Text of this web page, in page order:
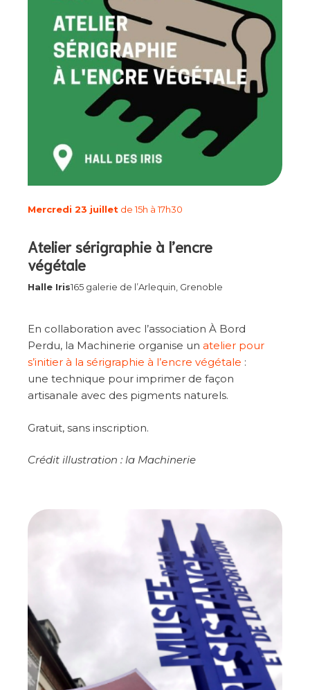
Mercredi 23 juillet de 15h à 17h30
Atelier sérigraphie à l’encre
végétale
Halle Iris165 galerie de l’Arlequin, Grenoble
En collaboration avec l’association À Bord
Perdu, la Machinerie organise un atelier pour
s’initier à la sérigraphie à l’encre végétale :
une technique pour imprimer de façon
artisanale avec des pigments naturels.
Gratuit, sans inscription.
Crédit illustration : la Machinerie